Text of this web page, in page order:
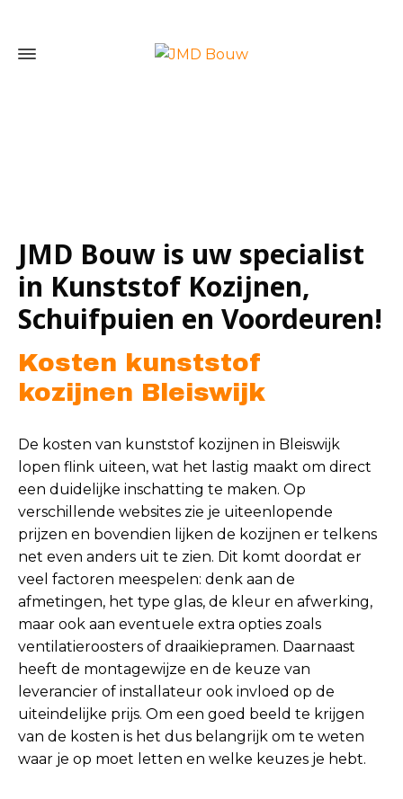
JMD Bouw is uw specialist
in Kunststof Kozijnen,
Schuifpuien en Voordeuren!
Kosten kunststof
kozijnen Bleiswijk
De kosten van kunststof kozijnen in Bleiswijk
lopen flink uiteen, wat het lastig maakt om direct
een duidelijke inschatting te maken. Op
verschillende websites zie je uiteenlopende
prijzen en bovendien lijken de kozijnen er telkens
net even anders uit te zien. Dit komt doordat er
veel factoren meespelen: denk aan de
afmetingen, het type glas, de kleur en afwerking,
maar ook aan eventuele extra opties zoals
ventilatieroosters of draaikiepramen. Daarnaast
heeft de montagewijze en de keuze van
leverancier of installateur ook invloed op de
uiteindelijke prijs. Om een goed beeld te krijgen
van de kosten is het dus belangrijk om te weten
waar je op moet letten en welke keuzes je hebt.